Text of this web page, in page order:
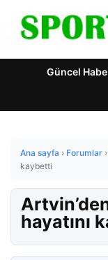
Güncel
Ana sayfa › Forumlar ›
kaybetti
hayatını